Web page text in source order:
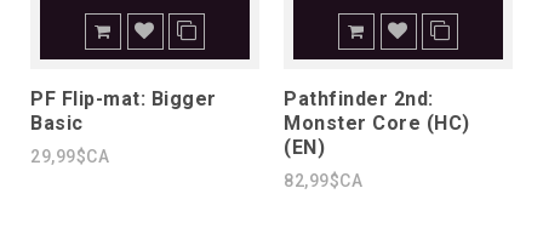
PF Flip-mat: Bigger
Basic
29,99$CA
Pathfinder 2nd:
Monster Core (HC)
(EN)
82,99$CA